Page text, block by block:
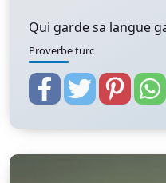
Qui garde sa langue
Proverbe turc